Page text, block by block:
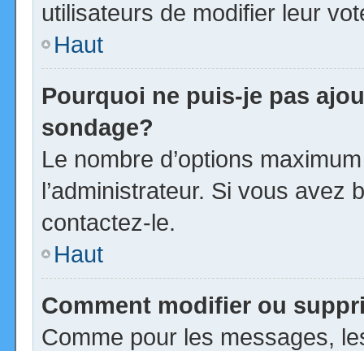
utilisateurs de modifier leur
Haut
Pourquoi ne puis-je pas
sondage?
Le nombre d’options
l’administrateur. Si vous avez
contactez-le.
Haut
Comment modifier ou
Comme pour les messages,